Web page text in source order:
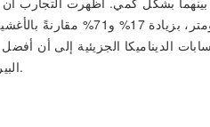
البيروفسكايت تم الحصول عليها عند قوة تفاعل مذيب-مذيب عكسي تبلغ 1385 كيلوجول/مول.